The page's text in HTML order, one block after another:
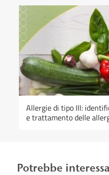
Allergie di tipo III:
e trattamento delle
Potrebbe